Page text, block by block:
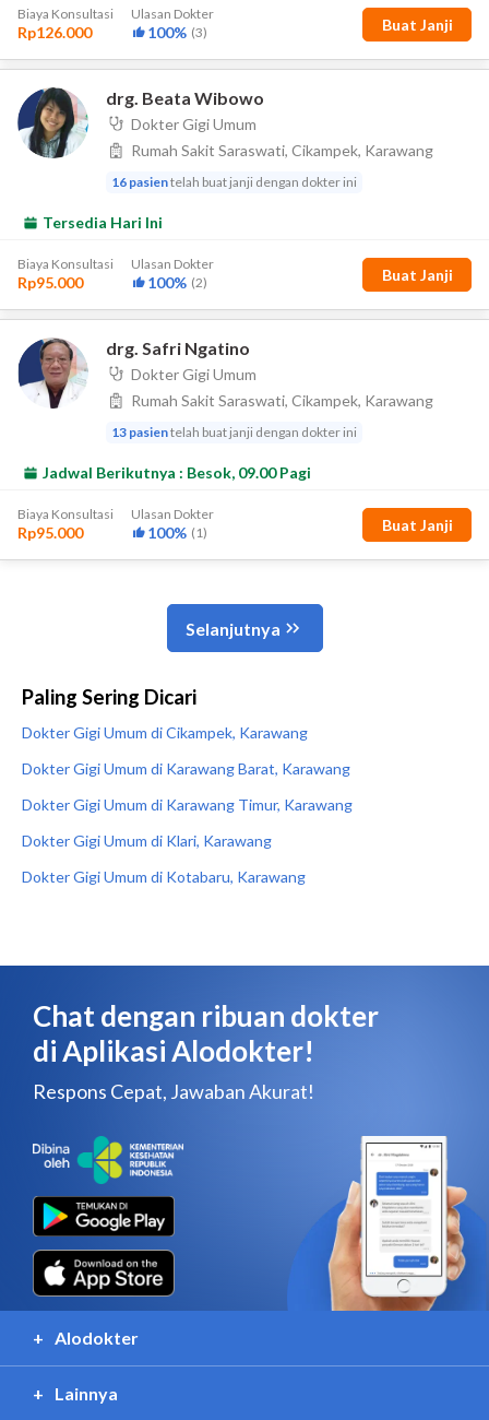
Paling Sering Dicari
Dokter Gigi Umum di Cikampek, Karawang
Dokter Gigi Umum di Karawang Barat, Karawang
Dokter Gigi Umum di Karawang Timur, Karawang
Dokter Gigi Umum di Klari, Karawang
Dokter Gigi Umum di Kotabaru, Karawang